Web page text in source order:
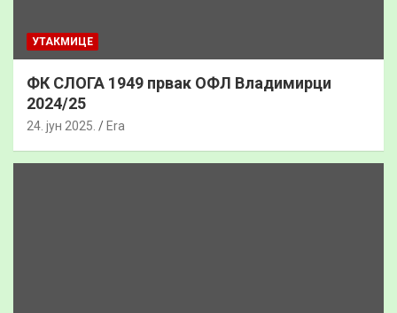
УТАКМИЦЕ
ФК СЛОГА 1949 првак ОФЛ Владимирци
2024/25
24. јун 2025. Era